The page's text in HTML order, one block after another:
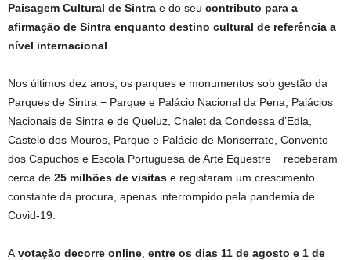
Paisagem Cultural de Sintra e do seu contributo para a
afirmação de Sintra enquanto destino cultural de referência a
nível internacional
Nos últimos dez anos, os parques e monumentos sob gestão da
Parques de Sintra − Parque e Palácio Nacional da Pena, Palácios
Nacionais de Sintra e de Queluz, Chalet da Condessa d’Edla,
Castelo dos Mouros, Parque e Palácio de Monserrate, Convento
dos Capuchos e Escola Portuguesa de Arte Equestre − receberam
cerca de 25 milhões de visitas e registaram um crescimento
constante da procura, apenas interrompido pela pandemia de
Covid-19.
A votação decorre online entre os dias 11 de agosto e 1 de